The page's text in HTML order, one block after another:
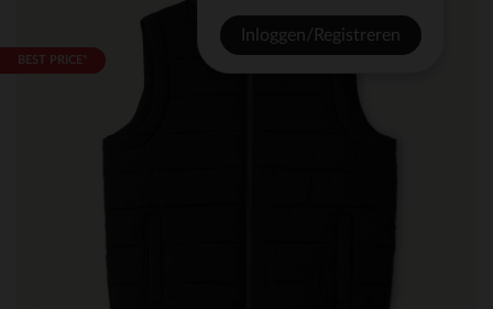
Inloggen/Registreren
BEST PRICE*